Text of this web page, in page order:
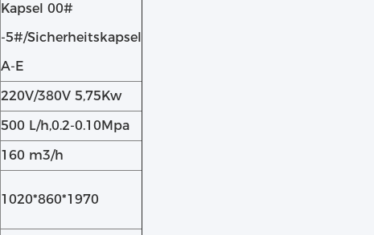
Kapsel 00#
-5#/Sicherheitskapsel
A-E
220V/380V 5,75Kw
500 L/h,0.2-0.10Mpa
160 m3/h
1020*860*1970